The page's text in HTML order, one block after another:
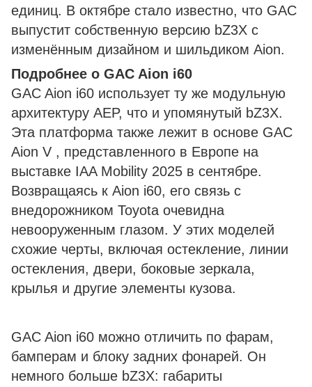
единиц. В октябре стало известно, что GAC
выпустит собственную версию bZ3X с
изменённым дизайном и шильдиком Aion.
Подробнее о GAC Aion i60
GAC Aion i60 использует ту же модульную
архитектуру AEP, что и упомянутый bZ3X.
Эта платформа также лежит в основе GAC
Aion V , представленного в Европе на
выставке IAA Mobility 2025 в сентябре.
Возвращаясь к Aion i60, его связь с
внедорожником Toyota очевидна
невооруженным глазом. У этих моделей
схожие черты, включая остекление, линии
остекления, двери, боковые зеркала,
крылья и другие элементы кузова.
GAC Aion i60 можно отличить по фарам,
бамперам и блоку задних фонарей. Он
немного больше bZ3X: габариты